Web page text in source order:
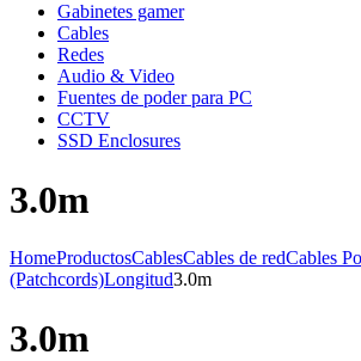
Gabinetes gamer
Cables
Redes
Audio & Video
Fuentes de poder para PC
CCTV
SSD Enclosures
3.0m
HomeProductosCablesCables de redCables
(Patchcords)Longitud3.0m
3.0m